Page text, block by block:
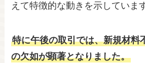
えて特徴的な動きを示していま
特に午後の取引では、新規材料
の欠如が顕著となりました。